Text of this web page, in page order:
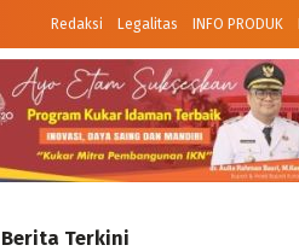
Redaksi Legalitas INFO PRODUK
Berita Terkini